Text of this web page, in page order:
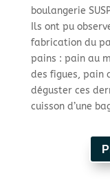
boulangerie
Ils ont pu
fabrication du
pains : pain au
des figues, pain
déguster ces
cuisson d’une